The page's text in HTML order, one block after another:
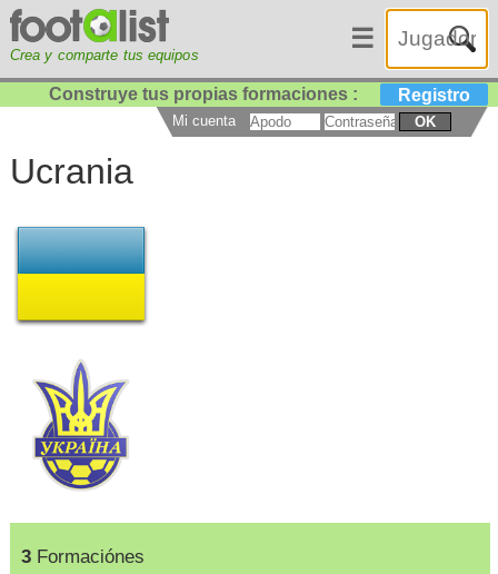
Crea y comparte tus equipos
☰
Construye tus propias formaciones : Registro
Mi cuenta OK
Ucrania
3Formaciónes